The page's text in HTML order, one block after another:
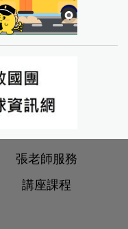
張老師服務
講座課程